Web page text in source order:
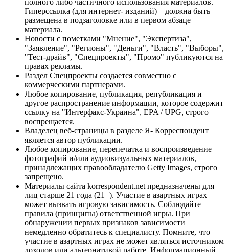
полного либо частичного использования материалов.
Гиперссылка (для интернет- изданий) – должна быть
размещена в подзаголовке или в первом абзаце
материала.
Новости с пометками "Мнение", "Экспертиза",
"Заявление", "Регионы", "Деньги", "Власть", "Выборы",
"Тест-драйв", "Спецпроекты", "Промо" публикуются на
правах рекламы.
Раздел Спецпроекты создается совместно с
коммерческими партнерами.
Любое копирование, публикация, републикация и
другое распространение информации, которое содержит
ссылку на "Интерфакс-Украина", EPA / UPG, строго
воспрещается.
Владелец веб-страницы в разделе Я- Корреспондент
является автор публикации.
Любое копирование, перепечатка и воспроизведение
фотографий и/или аудиовизуальных материалов,
принадлежащих правообладателю Getty Images, строго
запрещено.
Материалы сайта korrespondent.net предназначены для
лиц старше 21 года (21+). Участие в азартных играх
может вызвать игровую зависимость. Соблюдайте
правила (принципы) ответственной игры. При
обнаружении первых признаков зависимости
немедленно обратитесь к специалисту. Помните, что
участие в азартных играх не может являться источником